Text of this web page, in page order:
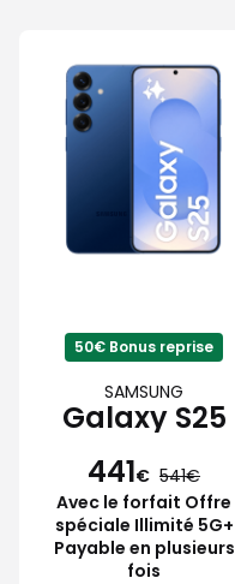
50€ Bonus reprise
SAMSUNG
Galaxy S25
441€ 541
Avec le forfait Offre
spéciale Illimité 5G+
Payable en plusieurs
fois